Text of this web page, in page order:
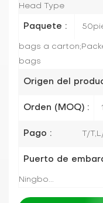
Head Type
Paquete :
bags a
bags
Origen del
Orden (MOQ) :
Pago : T/
Puerto de
Ningbo...